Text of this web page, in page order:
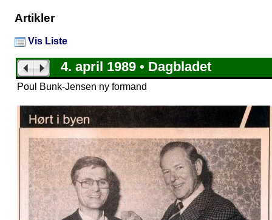
Artikler
Vis Liste
4. april 1989 • Dagbladet
Poul Bunk-Jensen ny formand